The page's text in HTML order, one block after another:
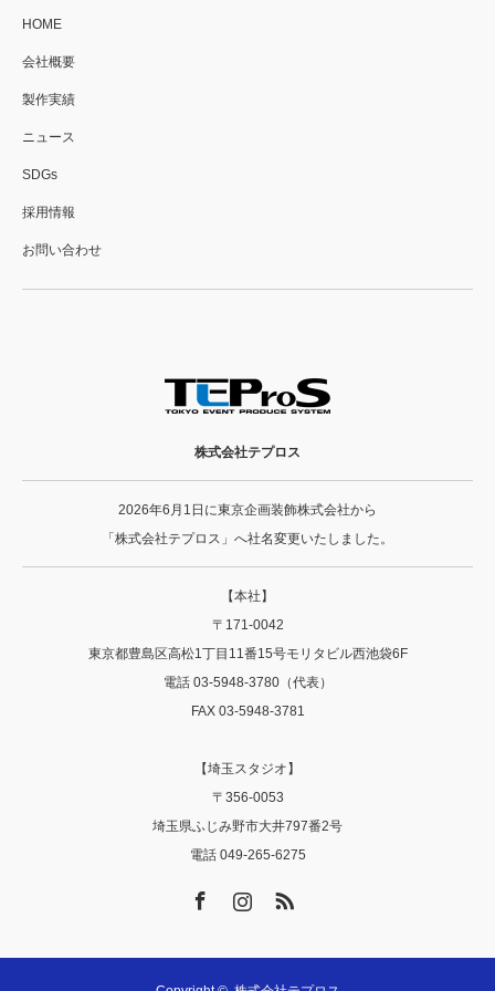
HOME
会社概要
製作実績
ニュース
SDGs
採用情報
お問い合わせ
株式会社テプロス
2026年6月1日に東京企画装飾株式会社から
「株式会社テプロス」へ社名変更いたしました。
【本社】
〒171-0042
東京都豊島区高松1丁目11番15号モリタビル西池袋6F
電話 03-5948-3780（代表）
FAX 03-5948-3781
【埼玉スタジオ】
〒356‐0053
埼玉県ふじみ野市大井797番2号
電話 049-265-6275